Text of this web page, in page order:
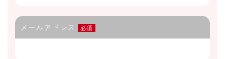
メールアドレス 必須